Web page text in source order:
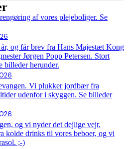
af vores plejeboliger. Se
og får brev fra Hans Majestæt Kong
Jørgen Popp Petersen. Stort
billeder herunder.
Vi plukker jordbær fra
udenfor i skyggen. Se billeder
og vi nyder det dejlige vejr.
kolde drinks til vores beboer, og vi
;-)